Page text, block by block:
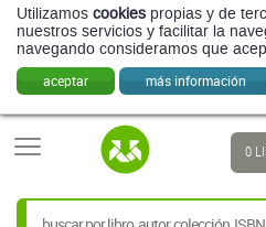
0
TÉCNICAS DE
APLICACIONES EN